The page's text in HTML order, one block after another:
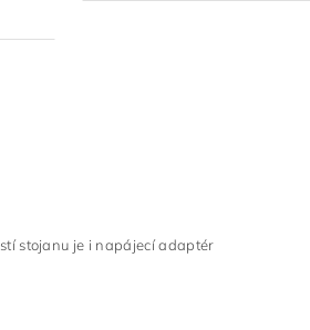
stojanu je i napájecí adaptér